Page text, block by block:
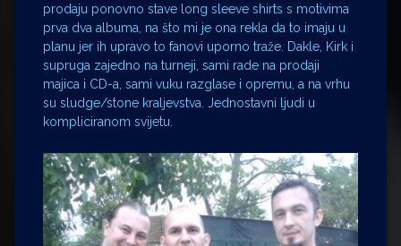
prodaju ponovno stave long sleeve shirts s motivima
prva dva albuma, na što mi je ona rekla da to imaju u
planu jer ih upravo to fanovi uporno traže. Dakle, Kirk i
supruga zajedno na turneji, sami rade na prodaji
majica i CD-a, sami vuku razglase i opremu, a na vrhu
su sludge/stone kraljevstva. Jednostavni ljudi u
kompliciranom svijetu.